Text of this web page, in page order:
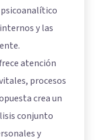
y las
atención
procesos
crea un
conjunto
y